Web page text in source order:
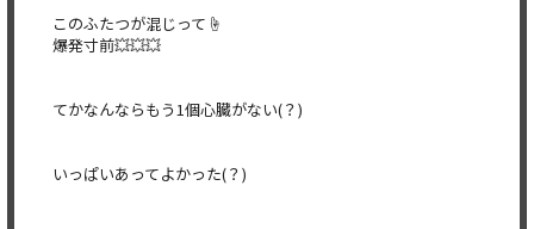
このふたつが混じって☝️
爆発寸前💥💥💥
てかなんならもう1個心臓がない(？)
いっぱいあってよかった(？)